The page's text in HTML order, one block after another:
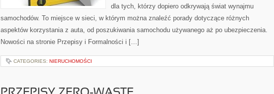
dla tych, którzy dopiero odkrywają świat wynajmu
samochodów. To miejsce w sieci, w którym można znaleźć porady dotyczące różnych
aspektów korzystania z auta, od poszukiwania samochodu używanego aż po ubezpieczenia.
Nowości na stronie Przepisy i Formalności i […]
CATEGORIES: NIERUCHOMOŚCI